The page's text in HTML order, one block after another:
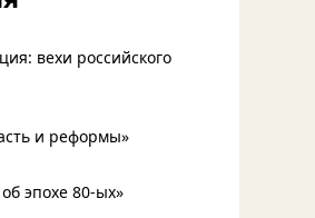
вехи российского
и реформы»
эпохе 80-ых»